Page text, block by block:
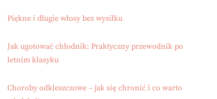
Piękne i długie włosy bez wysiłku
Jak ugotować chłodnik: Praktyczny przewodnik po
letnim klasyku
Choroby odkleszczowe – jak się chronić i co warto